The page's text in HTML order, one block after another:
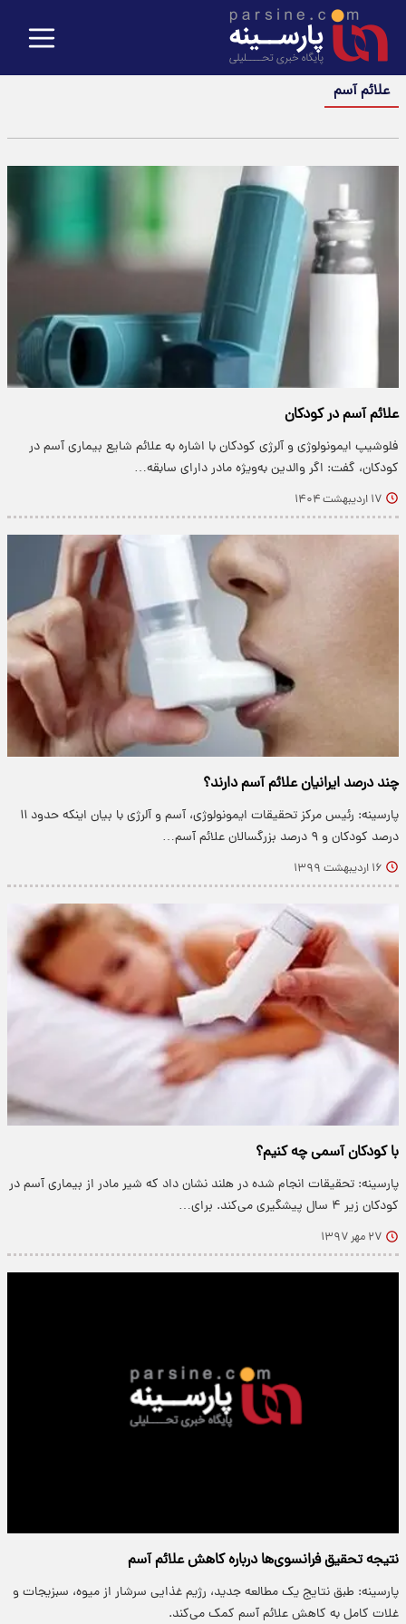
علائم آسم
علائم آسم در کودکان
فلوشیپ ایمونولوژی و آلرژی کودکان با اشاره به علائم شایع بیماری آسم در
کودکان، گفت: اگر والدین به‌ویژه مادر دارای سابقه…
۱۷ اردیبهشت ۱۴۰۴
چند درصد ایرانیان علائم آسم دارند؟
پارسینه: رئیس مرکز تحقیقات ایمونولوژی، آسم و آلرژی با بیان اینکه حدود ۱۱
درصد کودکان و ۹ درصد بزرگسالان علائم آسم…
۱۶ اردیبهشت ۱۳۹۹
با کودکان آسمی چه کنیم؟
پارسینه: تحقیقات انجام شده در هلند نشان داد که شیر مادر از بیماری آسم در
کودکان زیر ۴ سال پیشگیری می‌کند. برای…
۲۷ مهر ۱۳۹۷
نتیجه تحقیق فرانسوی‌ها درباره کاهش علائم آسم
پارسینه: طبق نتایج یک مطالعه جدید، رژیم غذایی سرشار از میوه، سبزیجات و
غلات کامل به کاهش علائم آسم کمک می‌کند.